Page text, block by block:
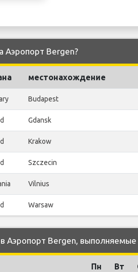
Аэропорт Bergen?
местонахождение
Budapest
Gdansk
Krakow
Szczecin
Vilnius
Warsaw
Аэропорт Bergen, выполняемые
Пн Вт